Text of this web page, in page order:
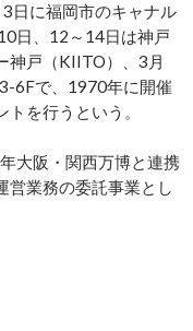
日に福岡市のキャナル
日、12～14日は神戸
神戸（KIITO）、3月
6Fで、1970年に開催
を行うという。
大阪・関西万博と連携
営業務の委託事業とし